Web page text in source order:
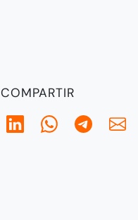
COMPARTIR